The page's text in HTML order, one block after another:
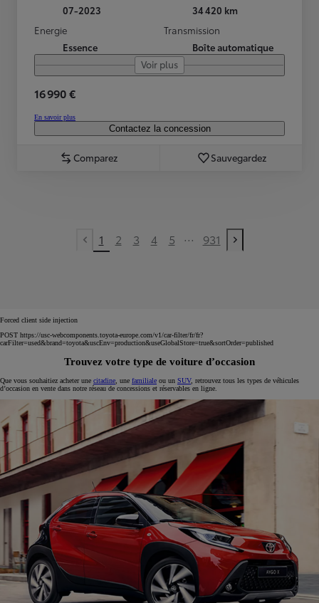
07-2023
34 420 km
Energie
Essence
Transmission
Boîte automatique
Voir plus
16 990 €
En savoir plus
Contactez la concession
Comparez Sauvegardez
Previous page
1 2 3 4 5 ... 931
Next page
Forced client side injection
POST https://usc-webcomponents.toyota-europe.com/v1/car-filter/fr/fr?
carFilter=used&brand=toyota&uscEnv=production&useGlobalStore=true&sortOrder=published
Trouvez votre type de voiture d’occasion
Que vous souhaitiez acheter une citadine , une familiale ou un SUV, retrouvez tous les types de véhicules
d’occasion en vente dans notre réseau de concessions et réservables en ligne.